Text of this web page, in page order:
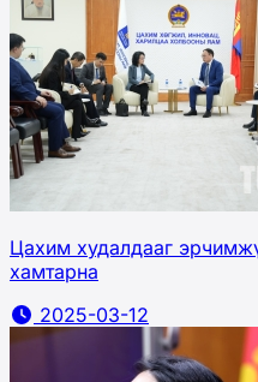
Цахим худалдааг
хамтарна
2025-03-12